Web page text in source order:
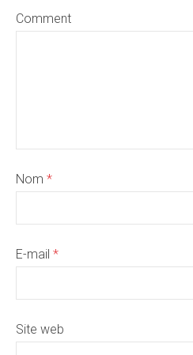
Comment
Nom *
E-mail *
Site web